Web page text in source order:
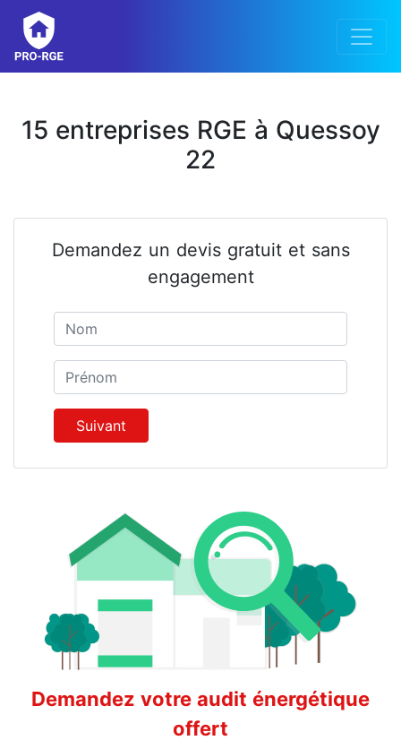
15 entreprises RGE à Quessoy
22
Demandez un devis gratuit et sans
engagement
Prénom
Suivant
Demandez votre audit énergétique
offert